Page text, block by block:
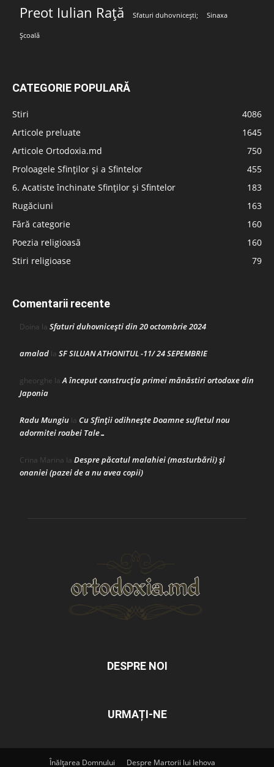
Preot Iulian Rață Sfaturi duhovnicești; Sinaxa
Școală
CATEGORIE POPULARĂ
Stiri
4086
Articole preluate
1645
Articole Ortodoxia.md
750
Proloagele Sfinților și a Sfintelor
455
6. Acatiste închinate Sfinților și Sfintelor
183
Rugăciuni
163
Fără categorie
160
Poezia religioasă
160
Stiri religioase
79
Comentarii recente
Doina la Sfaturi duhovnicești din 20 octombrie 2024
amalad la SF SILUAN ATHONITUL -11/ 24 SEPEMBRIE
gheorghe laA început construcţia primei mănăstiri ortodoxe din
Japonia
Radu Mungiu la Cu Sfinții odihnește Doamne sufletul nou
adormitei roabei Tale…
Crina Marina la Despre păcatul malahiei (masturbării) şi
onaniei (pazei de a nu avea copii)
DESPRE NOI
URMAȚI-NE
Înălțarea Domnului Despre Martorii lui Iehova